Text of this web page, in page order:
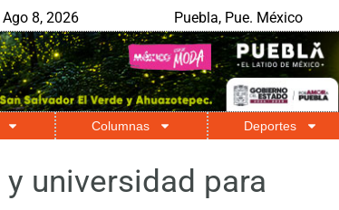
Ago 8, 2026 Puebla, Pue. México
Columnas Deportes
universidad para